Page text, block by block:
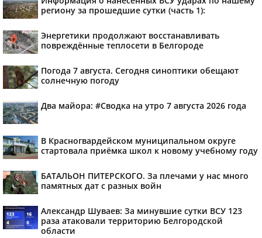
региону за прошедшие сутки (часть 1):
Энергетики продолжают восстанавливать
повреждённые теплосети в Белгороде
Погода 7 августа. Сегодня синоптики обещают
солнечную погоду
Два майора: #Сводка на утро 7 августа 2026 года
В Красногвардейском муниципальном округе
стартовала приёмка школ к новому учебному году
БАТАЛЬОН ПИТЕРСКОГО. За плечами у нас много
памятных дат с разных войн
Александр Шуваев: За минувшие сутки ВСУ 123
раза атаковали территорию Белгородской
области